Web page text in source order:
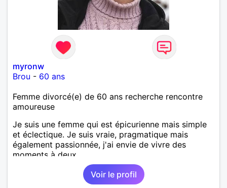
myronw
Brou - 60 ans
Femme divorcé(e) de 60 ans recherche rencontre
amoureuse
Je suis une femme qui est épicurienne mais simple
et éclectique. Je suis vraie, pragmatique mais
également passionnée, j'ai envie de vivre des
moments à deux.
Voir le profil